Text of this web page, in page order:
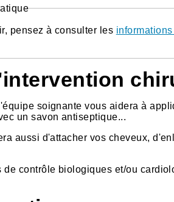
pensez à consulter les
soignante vous aidera à
un savon antiseptique...
aussi d'attacher vos cheveux,
de contrôle biologiques et/ou